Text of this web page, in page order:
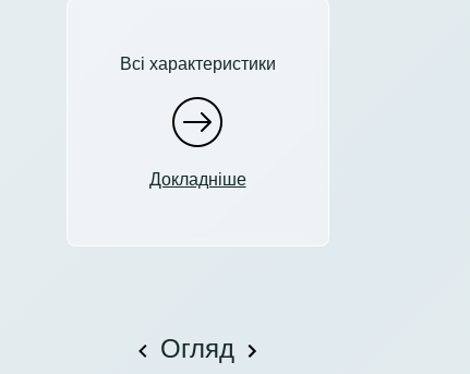
Всі характеристики
Докладніше
Огляд